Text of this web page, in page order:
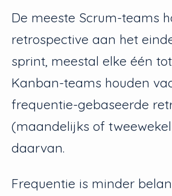
De meeste Scrum-teams
retrospective aan het
sprint, meestal elke één
Kanban-teams houden
frequentie-gebaseerde
(maandelijks of
daarvan.
Frequentie is minder